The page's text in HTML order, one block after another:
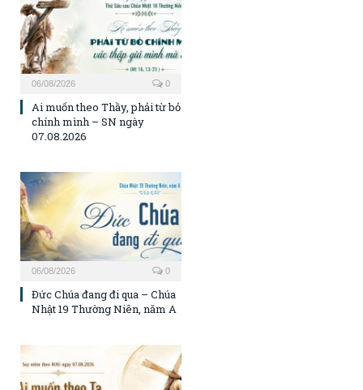
06/08/2026 0
Ai muốn theo Thầy, phải từ bỏ
chính mình – SN ngày
07.08.2026
06/08/2026 0
Đức Chúa đang đi qua – Chúa
Nhật 19 Thường Niên, năm A